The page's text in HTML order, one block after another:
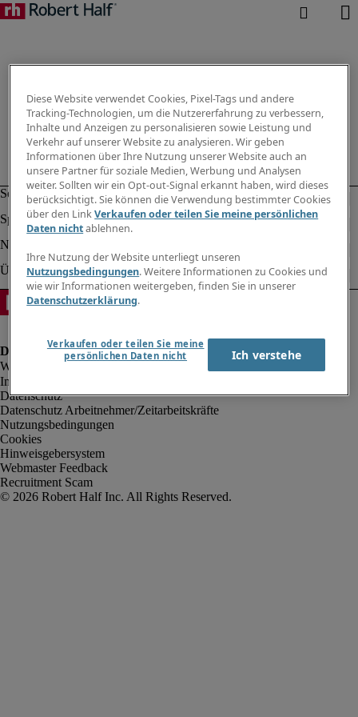
Impressum
Datenschutz
Datenschutz Arbeitnehmer/Zeitarbeitskräfte
Nutzungsbedingungen
Cookies
Hinweisgebersystem
Webmaster Feedback
Recruitment Scam
Diese Website verwendet Cookies, Pixel-Tags und andere
Tracking-Technologien, um die Nutzererfahrung zu verbessern,
Inhalte und Anzeigen zu personalisieren sowie Leistung und
Verkehr auf unserer Website zu analysieren. Wir geben
Informationen über Ihre Nutzung unserer Website auch an
unsere Partner für soziale Medien, Werbung und Analysen
weiter. Sollten wir ein Opt-out-Signal erkannt haben, wird dieses
berücksichtigt. Sie können die Verwendung bestimmter Cookies
über den LinkVerkaufen oder teilen Sie meine persönlichen
Daten nichtablehnen.
Ihre Nutzung der Website unterliegt unseren
Nutzungsbedingungen. Weitere Informationen zu Cookies und
wie wir Informationen weitergeben, finden Sie in unserer
Datenschutzerklärung.
Verkaufen oder teilen Sie meine
persönlichen Daten nicht
Ich verstehe